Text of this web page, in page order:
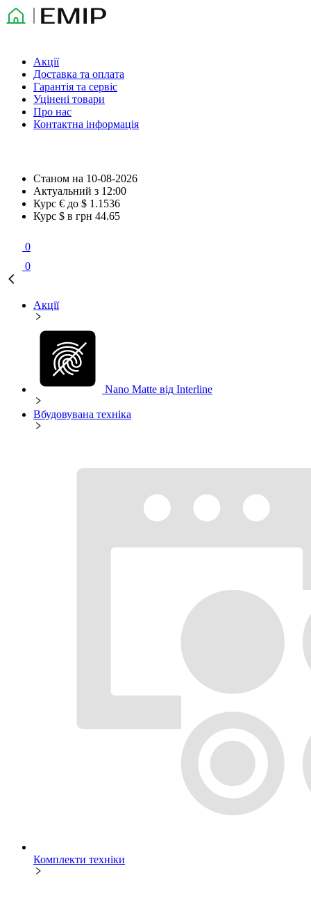
Акції
Доставка та оплата
Гарантія та сервіс
Уцінені товари
Про нас
Контактна інформація
Станом на 10-08-2026
Актуальний з 12:00
Курс € до $ 1.1536
Курс $ в грн 44.65
0
0
Акції
Nano Matte від Interline
Вбудовувана техніка
Комплекти техніки